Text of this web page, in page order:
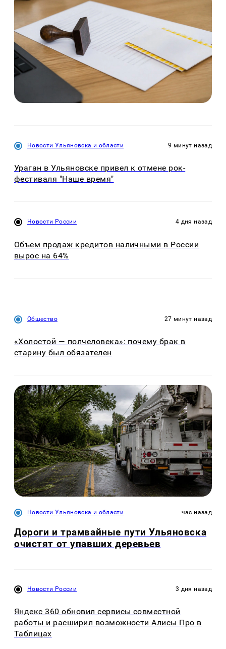
Новости Ульяновска и области 9 минут назад
Ураган в Ульяновске привел к отмене рок-
фестиваля "Наше время"
Новости России 4 дня назад
Объем продаж кредитов наличными в России
вырос на 64%
Общество 27 минут назад
«Холостой — полчеловека»: почему брак в
старину был обязателен
Новости Ульяновска и области час назад
Дороги и трамвайные пути Ульяновска
очистят от упавших деревьев
Новости России 3 дня назад
Яндекс 360 обновил сервисы совместной
работы и расширил возможности Алисы Про в
Таблицах